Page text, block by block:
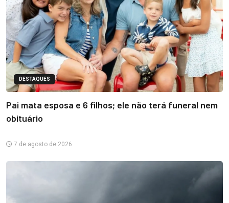
DESTAQUES
Pai mata esposa e 6 filhos; ele não terá funeral nem
obituário
7 de agosto de 2026